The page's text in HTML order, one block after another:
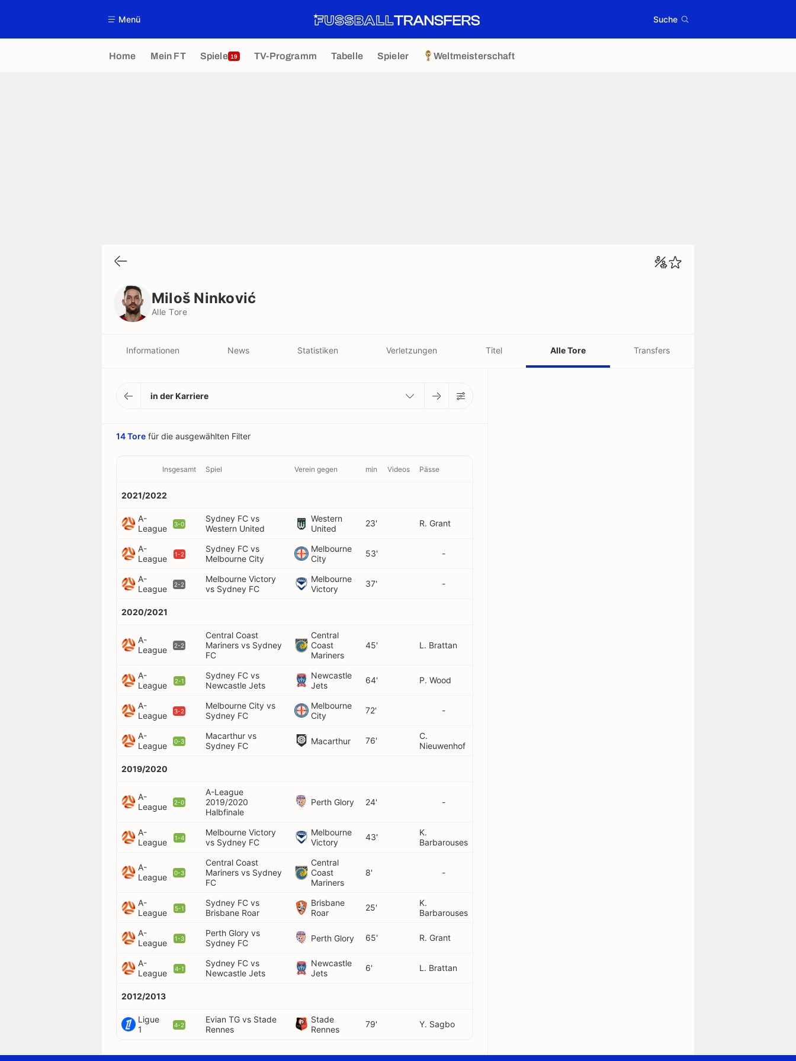
Menü Suche
Home Mein FT Spiele 19 TV-Programm Tabelle Spieler Weltmeisterschaft
Miloš Ninković
Alle Tore
Informationen News Statistiken Verletzungen Titel Alle Tore Transfers
in der Karriere
14 Tore für die ausgewählten Filter
Insgesamt Spiel Verein gegen min Videos Pässe
2021/2022
A-
League
3-0
Sydney FC vs
Western United
Western
United
23' R. Grant
A-
League
1-2
Sydney FC vs
Melbourne City
Melbourne
City
53' -
A-
League
2-2
Melbourne Victory
vs Sydney FC
Melbourne
Victory
37' -
2020/2021
A-
League
2-2
Central Coast
Mariners vs Sydney
FC
Central
Coast
Mariners
45' L. Brattan
A-
League
2-1
Sydney FC vs
Newcastle Jets
Newcastle
Jets
64' P. Wood
A-
League
3-2
Melbourne City vs
Sydney FC
Melbourne
City
72' -
A-
League
0-3
Macarthur vs
Sydney FC
Macarthur 76'
C.
Nieuwenhof
2019/2020
A-
League
2-0
A-League
2019/2020
Halbfinale
Perth Glory 24' -
A-
League
1-4
Melbourne Victory
vs Sydney FC
Melbourne
Victory
43'
K.
Barbarouses
A-
League
0-3
Central Coast
Mariners vs Sydney
FC
Central
Coast
Mariners
8' -
A-
League
5-1
Sydney FC vs
Brisbane Roar
Brisbane
Roar
25'
K.
Barbarouses
A-
League
1-3
Perth Glory vs
Sydney FC
Perth Glory 65' R. Grant
A-
League
4-1
Sydney FC vs
Newcastle Jets
Newcastle
Jets
6' L. Brattan
2012/2013
Ligue
1
4-2
Evian TG vs Stade
Rennes
Stade
Rennes
79' Y. Sagbo